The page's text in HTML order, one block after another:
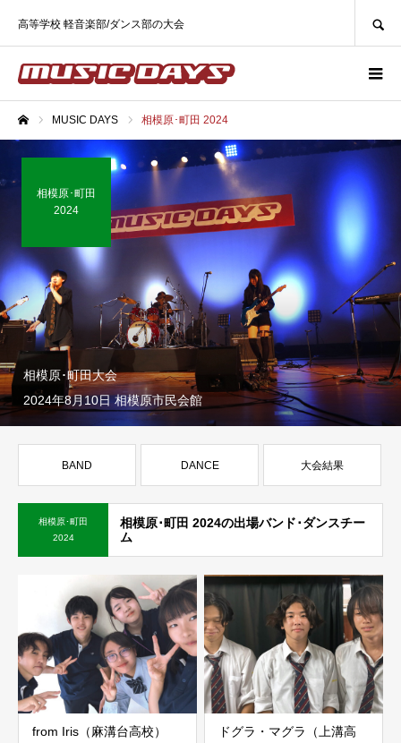
高等学校 軽音楽部/ダンス部の大会
MUSIC DAYS 相模原･町田 2024
相模原･町田
2024
相模原･町田大会
2024年8月10日 相模原市民会館
BAND DANCE 大会結果
相模原･町田
2024
相模原･町田 2024の出場バンド･ダンスチー
ム
from Iris（麻溝台高校）
ドグラ・マグラ（上溝高